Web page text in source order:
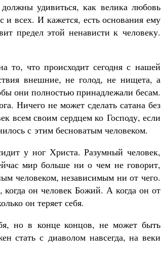
удивиться, как велика любовь
и всех. И кажется, есть основания ему
предел этой ненависти к человеку.
то, что происходит сегодня с нашей
внешние, не голод, не нищета, а
они полностью принадлежали бесам.
Ничего не может сделать сатана без
всем своим сердцем ко Господу, если
с этим бесноватым человеком.
у ног Христа. Разумный человек,
мир больше ни о чем не говорит,
человеком, независимым ни от чего.
когда он человек Божий. А когда он от
он теряет себя.
но в конце концов, не может быть
стать с диаволом навсегда, на веки